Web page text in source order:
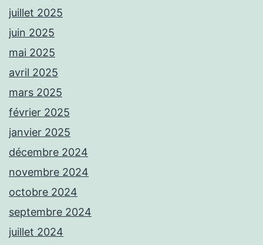
juillet 2025
juin 2025
mai 2025
avril 2025
mars 2025
février 2025
janvier 2025
décembre 2024
novembre 2024
octobre 2024
septembre 2024
juillet 2024